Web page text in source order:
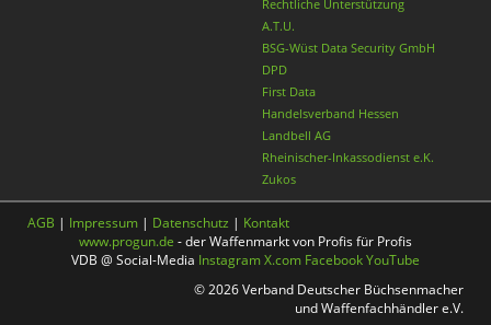
Rechtliche Unterstützung
A.T.U.
BSG-Wüst Data Security GmbH
DPD
First Data
Handelsverband Hessen
Landbell AG
Rheinischer-Inkassodienst e.K.
Zukos
AGB | Impressum | Datenschutz | Kontakt
www.progun.de - der Waffenmarkt von Profis für Profis
VDB @ Social-Media InstagramX.com FacebookYouTube
© 2026 Verband Deutscher Büchsenmacher
und Waffenfachhändler e.V.